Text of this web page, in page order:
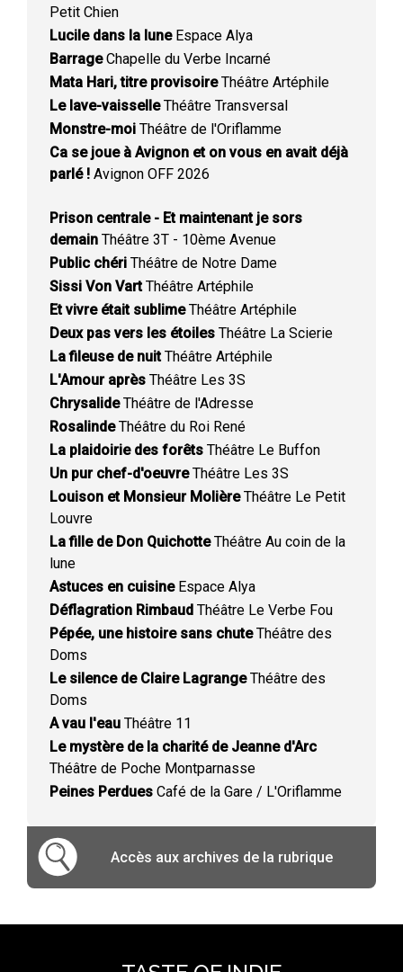
Petit Chien
Lucile dans la luneEspace Alya
BarrageChapelle du Verbe Incarné
Mata Hari, titre provisoireThéâtre Artéphile
Le lave-vaisselleThéâtre Transversal
Monstre-moi Théâtre de l'Oriflamme
Ca se joue à Avignon et on vous en avait déjà
parlé ! Avignon OFF 2026
Prison centrale - Et maintenant je sors
demain Théâtre 3T - 10ème Avenue
Public chéri Théâtre de Notre Dame
Sissi Von VartThéâtre Artéphile
Et vivre était sublimeThéâtre Artéphile
Deux pas vers les étoiles Théâtre La Scierie
La fileuse de nuitThéâtre Artéphile
L'Amour après Théâtre Les 3S
ChrysalideThéâtre de l'Adresse
RosalindeThéâtre du Roi René
La plaidoirie des forêts Théâtre Le Buffon
Un pur chef-d'oeuvreThéâtre Les 3S
Louison et Monsieur MolièreThéâtre Le Petit
Louvre
La fille de Don QuichotteThéâtre Au coin de la
lune
Astuces en cuisineEspace Alya
Déflagration Rimbaud Théâtre Le Verbe Fou
Pépée, une histoire sans chuteThéâtre des
Doms
Le silence de Claire LagrangeThéâtre des
Doms
A vau l'eau Théâtre 11
Le mystère de la charité de Jeanne d'Arc
Théâtre de Poche Montparnasse
Peines Perdues Café de la Gare / L'Oriflamme
Accès aux archives de la rubrique